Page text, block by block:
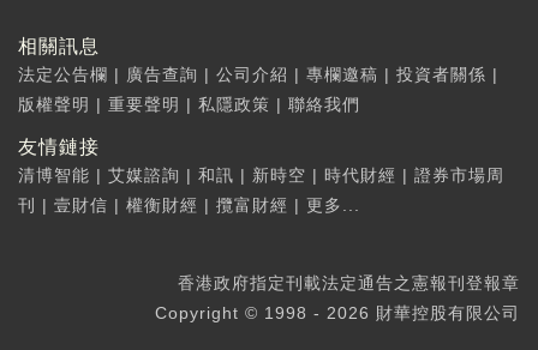
相關訊息
法定公告欄 | 廣告查詢 | 公司介紹 | 專欄邀稿 | 投資者關係 |
版權聲明 | 重要聲明 | 私隱政策 | 聯絡我們
友情鏈接
清博智能 | 艾媒諮詢 | 和訊 | 新時空 | 時代財經 | 證券市場周
刊
| 壹財信 | 權衡財經 | 攬富財經 | 更多...
香港政府指定刊載法定通告之憲報刊登報章
Copyright © 1998 - 2026 財華控股有限公司